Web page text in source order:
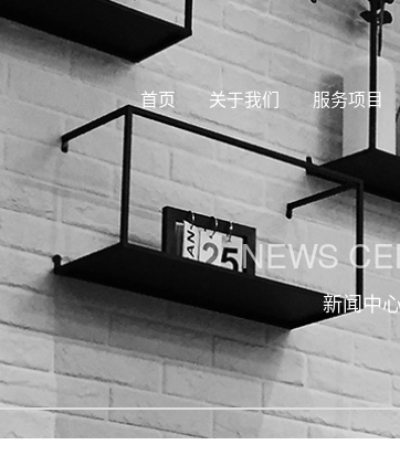
NEWS
新闻中
首页 关于我们 服务项目